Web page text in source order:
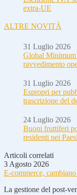
extra-UE
ALTRE NOVITÀ
31 Luglio 2026
Global
ravvedimento
31 Luglio 2026
Espropri per
trascrizione del
24 Luglio 2026
Buoni fruttiferi
residenti nei
Articoli correlati
3 Agosto 2026
E-commerce,
La gestione del post-